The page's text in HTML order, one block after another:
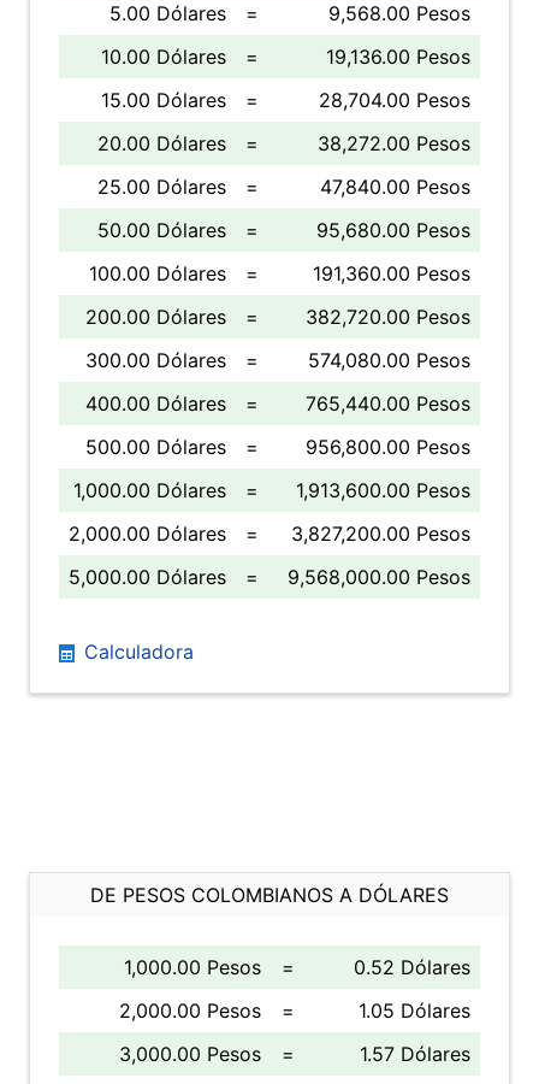
5.00 Dólares
=
9,568.00 Pesos
10.00 Dólares
=
19,136.00 Pesos
15.00 Dólares
=
28,704.00 Pesos
20.00 Dólares
=
38,272.00 Pesos
25.00 Dólares
=
47,840.00 Pesos
50.00 Dólares
=
95,680.00 Pesos
100.00 Dólares
=
191,360.00 Pesos
200.00 Dólares
=
382,720.00 Pesos
300.00 Dólares
=
574,080.00 Pesos
400.00 Dólares
=
765,440.00 Pesos
500.00 Dólares
=
956,800.00 Pesos
1,000.00 Dólares
=
1,913,600.00 Pesos
2,000.00 Dólares
=
3,827,200.00 Pesos
5,000.00 Dólares
= 9,568,000.00 Pesos
Calculadora
DE PESOS COLOMBIANOS A DÓLARES
1,000.00 Pesos =
0.52 Dólares
2,000.00 Pesos
=
1.05 Dólares
3,000.00 Pesos
=
1.57 Dólares